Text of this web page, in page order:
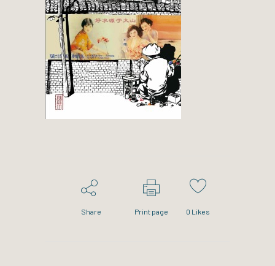
Share Print page 0 Likes